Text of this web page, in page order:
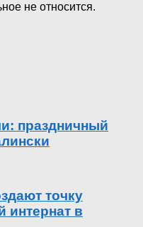
не относится.
праздничный
точку
интернат в